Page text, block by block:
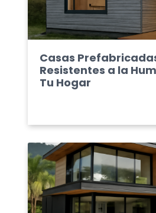
Casas
Resistentes a la
Tu Hogar